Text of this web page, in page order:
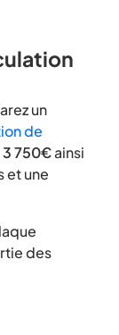
un
de
750€ainsi
et une
des